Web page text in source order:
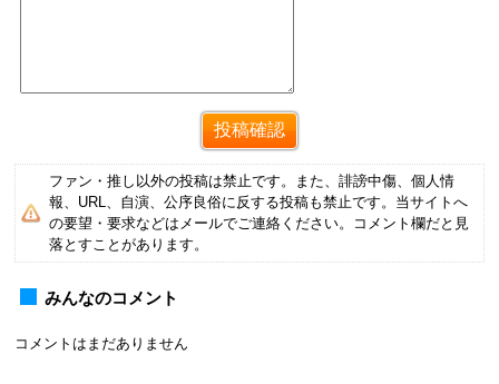
ファン・推し以外の投稿は禁止です。また、誹謗中傷、個人情
報、URL、自演、公序良俗に反する投稿も禁止です。当サイトへ
の要望・要求などはメールでご連絡ください。コメント欄だと見
落とすことがあります。
みんなのコメント
コメントはまだありません